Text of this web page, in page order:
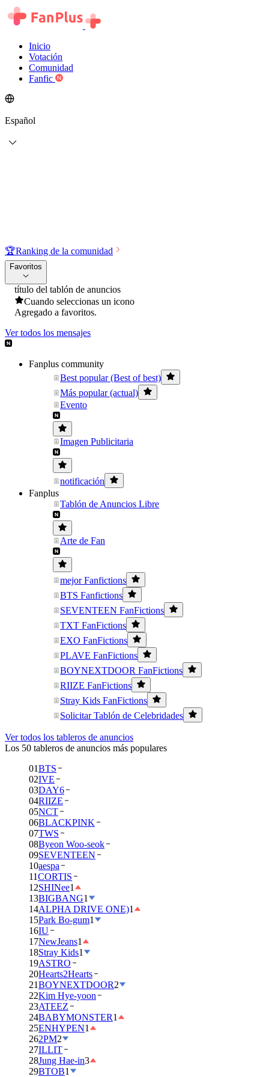
Inicio
Votación
Comunidad
Fanfic
Español
🏆Ranking de la comunidad
Favoritos
título del tablón de anuncios
Cuando seleccionas un icono
Agregado a favoritos.
Ver todos los mensajes
Fanplus community
Best popular (Best of best)
Más popular (actual)
Evento
Imagen Publicitaria
notificación
Fanplus
Tablón de Anuncios Libre
Arte de Fan
mejor Fanfictions
BTS Fanfictions
SEVENTEEN FanFictions
TXT FanFictions
EXO FanFictions
PLAVE FanFictions
BOYNEXTDOOR FanFictions
RIIZE FanFictions
Stray Kids FanFictions
Solicitar Tablón de Celebridades
Ver todos los tableros de anuncios
Los 50 tableros de anuncios más populares
01BTS
02IVE
03DAY6
04RIIZE
05NCT
06BLACKPINK
07TWS
08Byeon Woo-seok
09SEVENTEEN
10aespa
11CORTIS
12SHINee1
13BIGBANG1
14ALPHA DRIVE ONE)1
15Park Bo-gum1
16IU
17NewJeans1
18Stray Kids1
19ASTRO
20Hearts2Hearts
21BOYNEXTDOOR2
22Kim Hye-yoon
23ATEEZ
24BABYMONSTER1
25ENHYPEN1
262PM2
27ILLIT
28Jung Hae-in3
29BTOB1